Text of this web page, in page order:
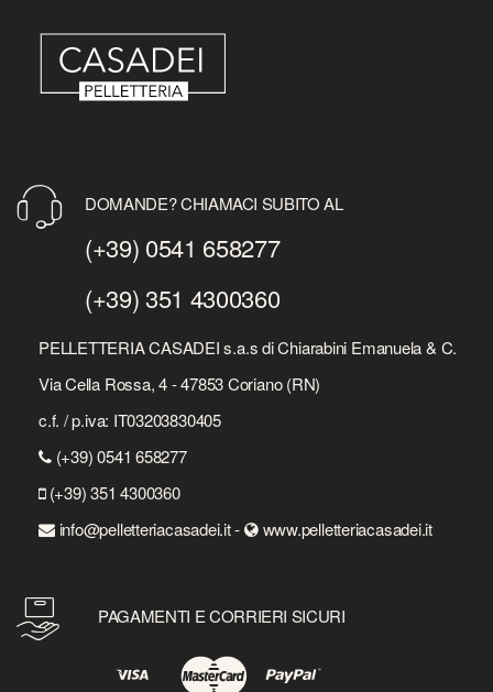
DOMANDE? CHIAMACI SUBITO AL
(+39) 0541 658277
(+39) 351 4300360
PELLETTERIA CASADEI s.a.s di Chiarabini Emanuela & C.
Via Cella Rossa, 4 - 47853 Coriano (RN)
c.f. / p.iva: IT03203830405
(+39) 0541 658277
(+39) 351 4300360
info@pelletteriacasadei.it -
www.pelletteriacasadei.it
PAGAMENTI E CORRIERI SICURI